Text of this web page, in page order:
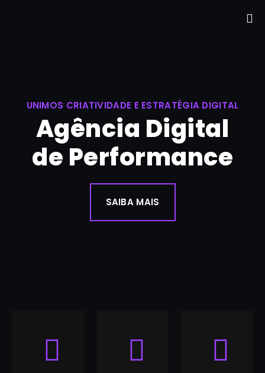
UNIMOS CRIATIVIDADE E ESTRATÉGIA DIGITAL
Agência Digital
de Performance
SAIBA MAIS